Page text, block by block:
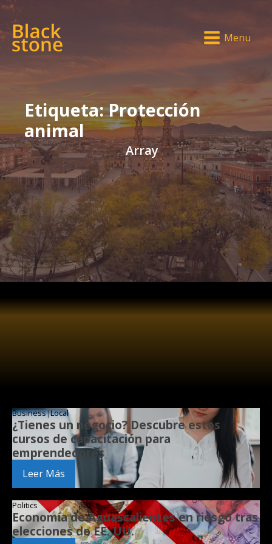
Menu
Etiqueta:Protección
animal
Array
Business|Local
¿Tienes un negocio? Descubre estos
cursos de capacitación para
emprendedores
Leer Más
Politics
Economía de Aguascalientes en riesgo tras
elecciones de EE. UU.